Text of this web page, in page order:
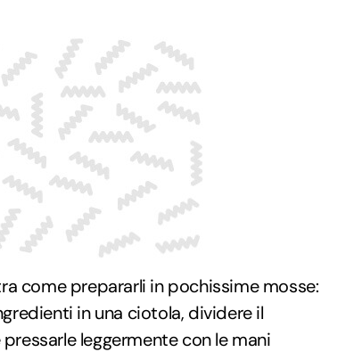
come prepararli in pochissime mosse:
in una ciotola, dividere il
leggermente con le mani